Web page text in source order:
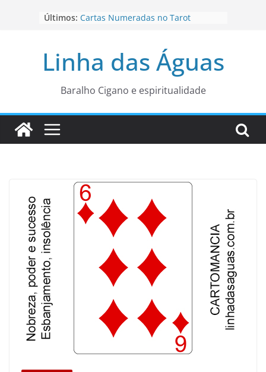
Últimos: Cartas Numeradas no Tarot
para está fase
Os Naipes no Tarot
Cartas da Corte no Tarot
Linha das Águas
Baralho Cigano e espiritualidade